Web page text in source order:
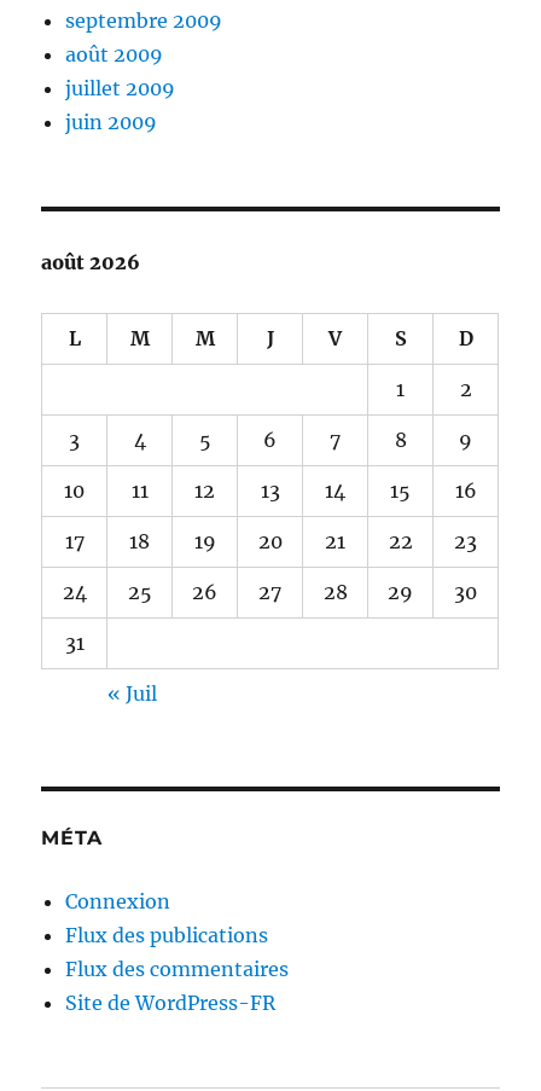
septembre 2009
août 2009
juillet 2009
juin 2009
août 2026
L M M J V S D
1 2
3 4 5 6 7 8 9
10 11 12 13 14 15 16
17 18 19 20 21 22 23
24 25 26 27 28 29 30
31
« Juil
MÉTA
Connexion
Flux des publications
Flux des commentaires
Site de WordPress-FR